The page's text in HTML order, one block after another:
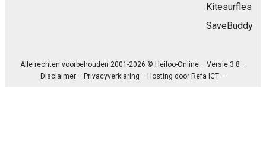
Kitesurfles
SaveBuddy
Alle rechten voorbehouden 2001-2026 © Heiloo-Online − Versie 3.8 −
Disclaimer −Privacyverklaring − Hosting doorRefa ICT −